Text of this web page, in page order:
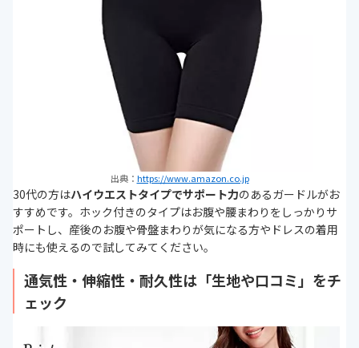
出典： https://www.amazon.co.jp
30代の方はハイウエストタイプでサポート力のあるガードルがお
すすめです。ホック付きのタイプはお腹や腰まわりをしっかりサ
ポートし、産後のお腹や骨盤まわりが気になる方やドレスの着用
時にも使えるので試してみてください。
通気性・伸縮性・耐久性は「生地や口コミ」をチ
ェック